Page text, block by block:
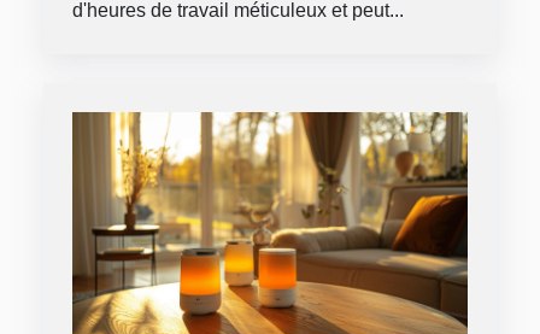
d'heures de travail méticuleux et peut...